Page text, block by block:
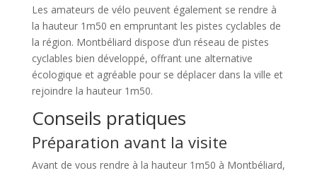
Les amateurs de vélo peuvent également se rendre à
la hauteur 1m50 en empruntant les pistes cyclables de
la région. Montbéliard dispose d’un réseau de pistes
cyclables bien développé, offrant une alternative
écologique et agréable pour se déplacer dans la ville et
rejoindre la hauteur 1m50.
Conseils pratiques
Préparation avant la visite
Avant de vous rendre à la hauteur 1m50 à Montbéliard,